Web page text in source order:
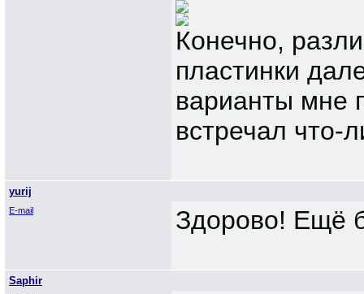
Конечно,
пластинки
варианты мне
встречал что-
yurij
E-mail Здорово! Ещё
Saphir